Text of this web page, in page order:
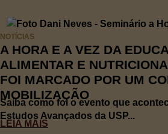
NOTÍCIAS
A HORA E A VEZ DA
ALIMENTAR E
FOI MARCADO POR UM
MOBILIZAÇÃO
Saiba como foi o evento que
Estudos Avançados da USP...
LEIA MAIS